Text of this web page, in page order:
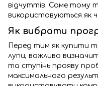
відчуттів. Саме тому
використовуються як
Як вибрати
Перед тим як купити
лупи, важливо
та ступінь прояву
максимального